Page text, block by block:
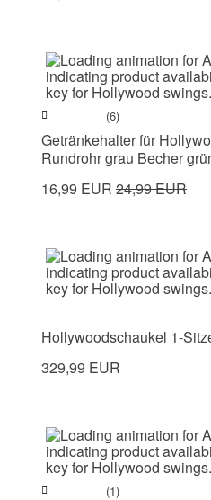
(6)
Getränkehalter für
Rundrohr grau Becher
16,99 EUR 24,99 EUR
Hollywoodschaukel 1-
329,99 EUR
(1)